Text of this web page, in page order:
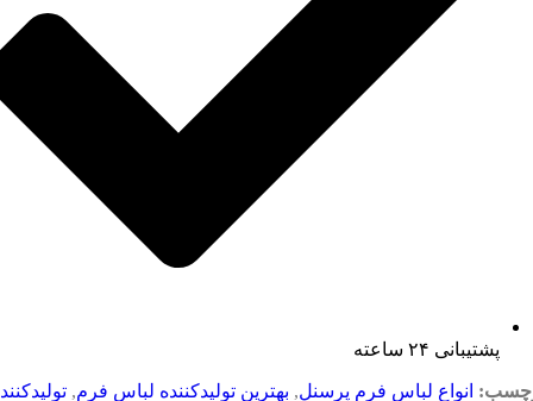
پشتیبانی ۲۴ ساعته
انواع لباس فرم پرسنل, بهترین تولیدکننده لباس فرم,